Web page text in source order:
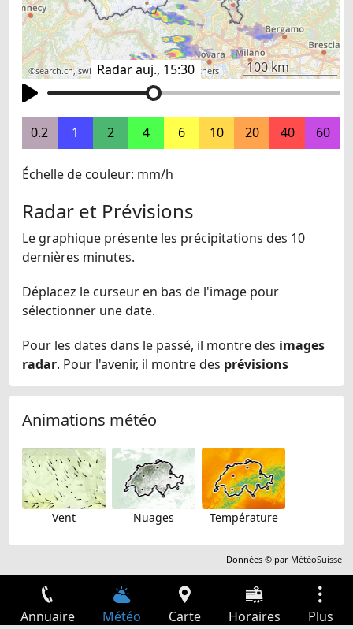
Radar auj., 15:30
©search.ch,swisstopo,OpenStreetMap,others 100 km
0.2 1 2 4 6 10 20 40 60
Échelle de couleur: mm/h
Radar et Prévisions
Le graphique présente les précipitations des 10
dernières minutes.
Déplacez le curseur en bas de l'image pour
sélectionner une date.
Pour les dates dans le passé, il montre des images
radar. Pour l'avenir, il montre des prévisions
Animations météo
Vent Nuages Température
Données © par MétéoSuisse
Annuaire Météo Carte Horaires Plus